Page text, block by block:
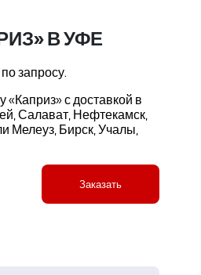
В УФЕ
запросу.
«Каприз» с доставкой в
Салават, Нефтекамск,
Мелеуз, Бирск, Учалы,
Заказать